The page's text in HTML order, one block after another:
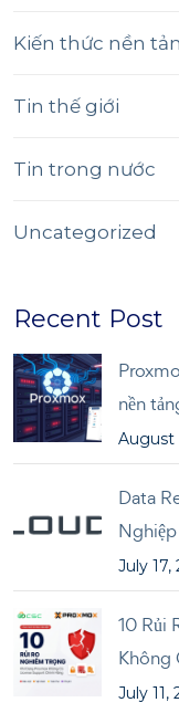
Kiến thức nền
Tin thế giới
Tin trong nước
Uncategorized
Recent Post
nền
August
Data
Nghiệp
July 17,
10 Rủi
Không
July 11,